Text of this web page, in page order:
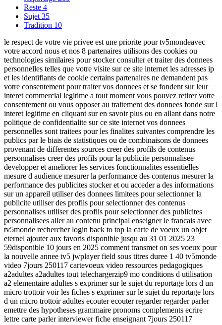
Reste 4
Sujet 35
Tradition 10
le respect de votre vie privee est une priorite pour tv5mondeavec
votre accord nous et nos 8 partenaires utilisons des cookies ou
technologies similaires pour stocker consulter et traiter des donnees
personnelles telles que votre visite sur ce site internet les adresses ip
et les identifiants de cookie certains partenaires ne demandent pas
votre consentement pour traiter vos donnees et se fondent sur leur
interet commercial legitime a tout moment vous pouvez retirer votre
consentement ou vous opposer au traitement des donnees fonde sur l
interet legitime en cliquant sur en savoir plus ou en allant dans notre
politique de confidentialite sur ce site internet vos donnees
personnelles sont traitees pour les finalites suivantes comprendre les
publics par le biais de statistiques ou de combinaisons de donnees
provenant de differentes sources creer des profils de contenus
personnalises creer des profils pour la publicite personnalisee
developper et ameliorer les services fonctionnalites essentielles
mesure d audience mesurer la performance des contenus mesurer la
performance des publicites stocker et ou acceder a des informations
sur un appareil utiliser des donnees limitees pour selectionner la
publicite utiliser des profils pour selectionner des contenus
personnalises utiliser des profils pour selectionner des publicites
personnalisees aller au contenu principal enseigner le francais avec
tv5monde rechercher login back to top la carte de voeux un objet
eternel ajouter aux favoris disponible jusqu au 31 01 2025 23
59disponible 10 jours en 2025 comment transmet on ses voeux pour
la nouvelle annee tv5 jwplayer field sous titres duree 1 40 tv5monde
video 7jours 250117 cartevoeux video ressources pedagogiques
a2adultes a2adultes tout telechargerzip9 mo conditions d utilisation
a2 elementaire adultes s exprimer sur le sujet du reportage lors d un
micro trottoir voir les fiches s exprimer sur le sujet du reportage lors
d un micro trottoir adultes ecouter ecouter regarder regarder parler
emettre des hypotheses grammaire pronoms complements ecrire
lettre carte parler interviewer fiche enseignant 7jours 250117